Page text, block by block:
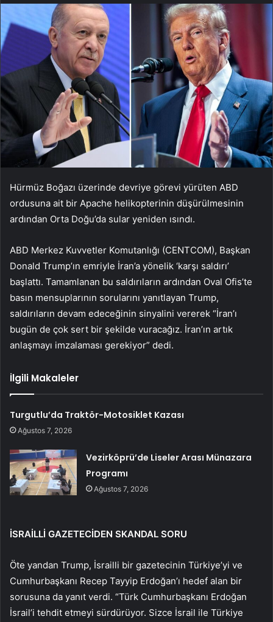
Hürmüz Boğazı üzerinde devriye görevi yürüten ABD
ordusuna ait bir Apache helikopterinin düşürülmesinin
ardından Orta Doğu’da sular yeniden ısındı.
ABD Merkez Kuvvetler Komutanlığı (CENTCOM), Başkan
Donald Trump’ın emriyle İran’a yönelik ‘karşı saldırı’
başlattı. Tamamlanan bu saldırıların ardından Oval Ofis’te
basın mensuplarının sorularını yanıtlayan Trump,
saldırıların devam edeceğinin sinyalini vererek “İran’ı
bugün de çok sert bir şekilde vuracağız. İran’ın artık
anlaşmayı imzalaması gerekiyor” dedi.
İlgili Makaleler
Turgutlu’da Traktör-Motosiklet Kazası
Ağustos 7, 2026
Vezirköprü’de Liseler Arası Münazara
Programı
Ağustos 7, 2026
İSRAİLLİ GAZETECİDEN SKANDAL SORU
Öte yandan Trump, İsrailli bir gazetecinin Türkiye’yi ve
Cumhurbaşkanı Recep Tayyip Erdoğan’ı hedef alan bir
sorusuna da yanıt verdi. “Türk Cumhurbaşkanı Erdoğan
İsrail’i tehdit etmeyi sürdürüyor. Sizce İsrail ile Türkiye